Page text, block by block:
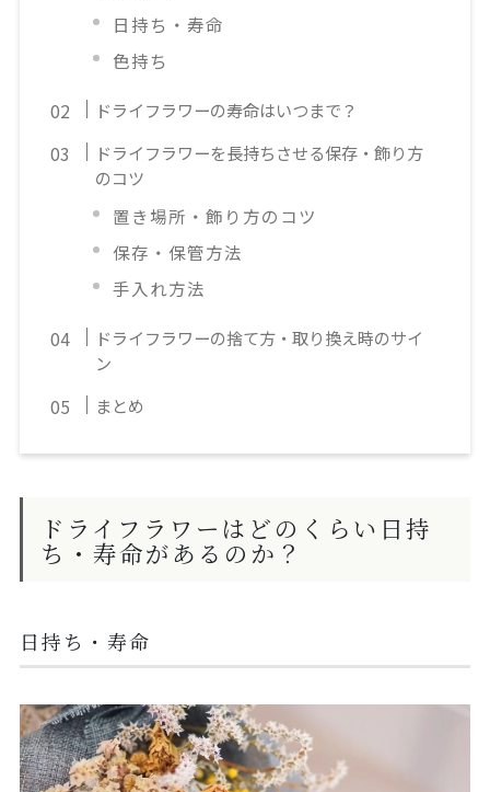
日持ち・寿命
色持ち
ドライフラワーの寿命はいつまで？
ドライフラワーを長持ちさせる保存・飾り方
のコツ
置き場所・飾り方のコツ
保存・保管方法
手入れ方法
ドライフラワーの捨て方・取り換え時のサイ
ン
まとめ
ドライフラワーはどのくらい日持
ち・寿命があるのか？
日持ち・寿命